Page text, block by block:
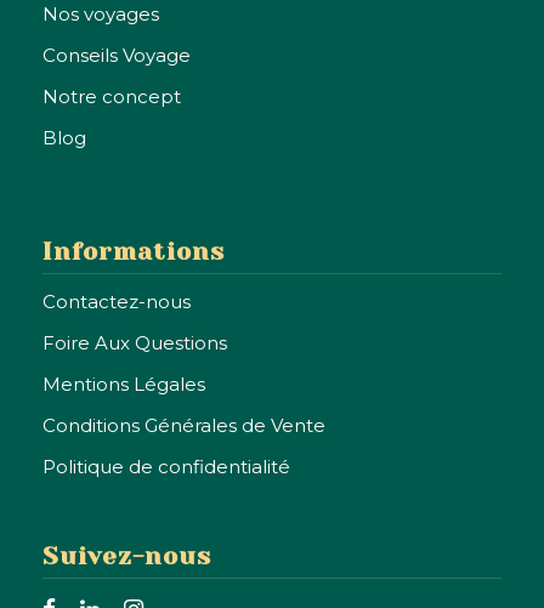
Nos voyages
Conseils Voyage
Notre concept
Blog
Informations
Contactez-nous
Foire Aux Questions
Mentions Légales
Conditions Générales de Vente
Politique de confidentialité
Suivez-nous